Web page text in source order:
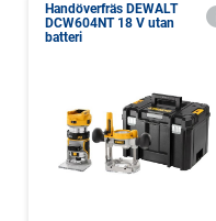
Handöverfräs DEWALT
DCW604NT 18 V utan
batteri